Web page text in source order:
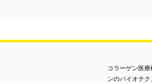
コラーゲン医
ンのバイオテ